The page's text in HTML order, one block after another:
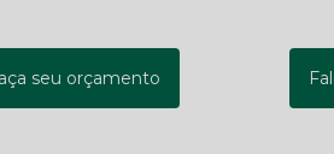
seu orçamento